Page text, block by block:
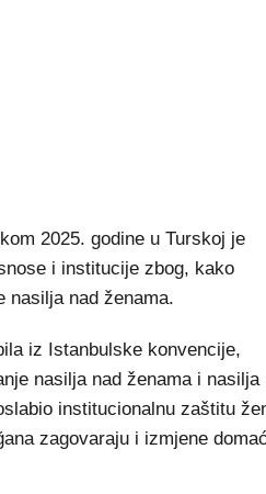
2025. godine u Turskoj je
i institucije zbog, kako
nasilja nad ženama.
iz Istanbulske konvencije,
nasilja nad ženama i nasilja
institucionalnu zaštitu
zagovaraju i izmjene